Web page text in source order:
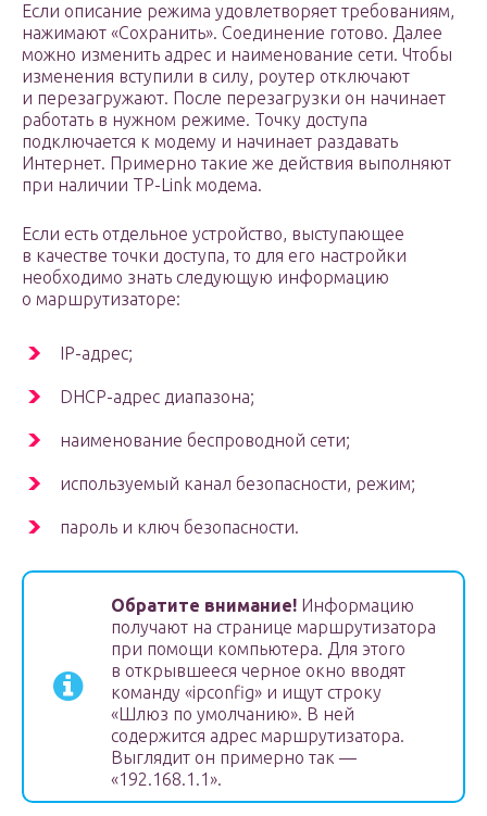
Если описание режима удовлетворяет требованиям,
нажимают «Сохранить». Соединение готово. Далее
можно изменить адрес и наименование сети. Чтобы
изменения вступили в силу, роутер отключают
и перезагружают. После перезагрузки он начинает
работать в нужном режиме. Точку доступа
подключается к модему и начинает раздавать
Интернет. Примерно такие же действия выполняют
при наличии TP-Link модема.
Если есть отдельное устройство, выступающее
в качестве точки доступа, то для его настройки
необходимо знать следующую информацию
о маршрутизаторе:
IP-адрес;
DHCP-адрес диапазона;
наименование беспроводной сети;
используемый канал безопасности, режим;
пароль и ключ безопасности.
Обратите внимание! Информацию
получают на странице маршрутизатора
при помощи компьютера. Для этого
в открывшееся черное окно вводят
команду «ipconfig» и ищут строку
«Шлюз по умолчанию». В ней
содержится адрес маршрутизатора.
Выглядит он примерно так —
«192.168.1.1».